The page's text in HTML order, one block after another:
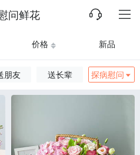
问鲜花
价格 新品
朋友 送长辈 探病慰问